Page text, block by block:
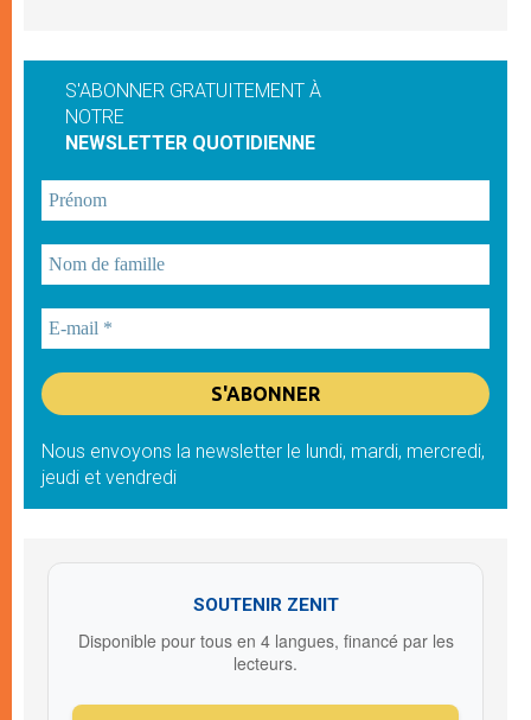
S'ABONNER GRATUITEMENT À
NOTRE
NEWSLETTER QUOTIDIENNE
Nous envoyons la newsletter le lundi, mardi, mercredi,
jeudi et vendredi
SOUTENIR ZENIT
Disponible pour tous en 4 langues, financé par les
lecteurs.